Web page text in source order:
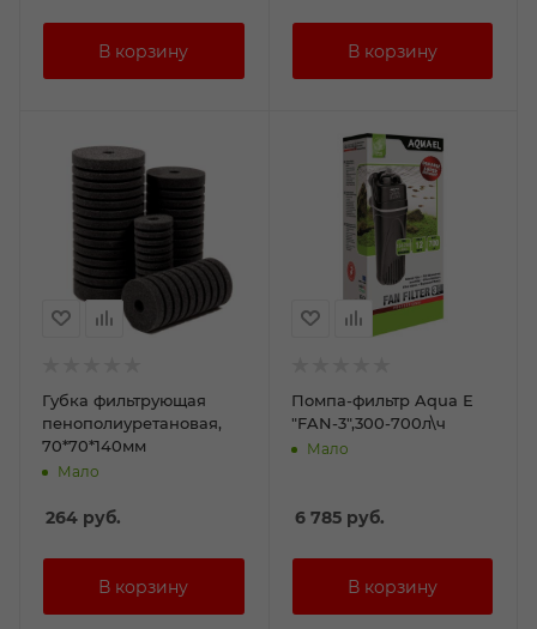
Губка фильтрующая
пенополиуретановая,
70*70*140мм
Мало
264 руб.
Помпа-фильтр Aqua Е
"FAN-3",300-700л\ч
Мало
6 785руб.